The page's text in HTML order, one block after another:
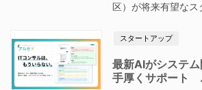
区）が将来有望な
スタートアップ
最新AIがシステ
手厚くサポート